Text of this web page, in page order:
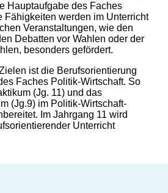
Hauptaufgabe des Faches
Fähigkeiten werden im Unterricht
Veranstaltungen, wie den
Debatten vor Wahlen oder der
besonders gefördert.
ist die Berufsorientierung
Faches Politik-Wirtschaft. So
(Jg. 11) und das
(Jg.9) im Politik-Wirtschaft-
Im Jahrgang 11 wird
Unterricht